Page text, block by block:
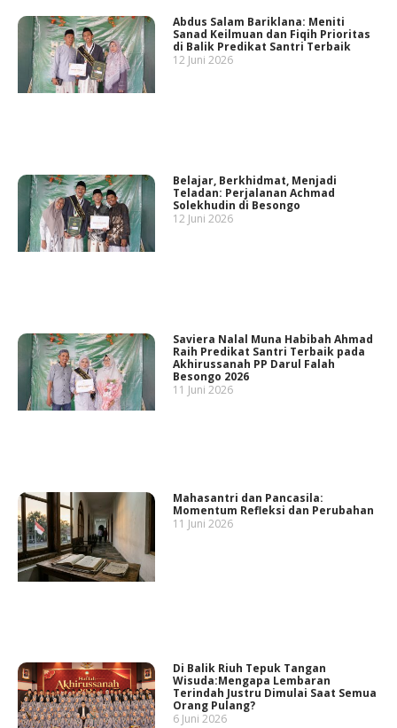
Abdus Salam Bariklana: Meniti
Sanad Keilmuan dan Fiqih Prioritas
di Balik Predikat Santri Terbaik
12 Juni 2026
Belajar, Berkhidmat, Menjadi
Teladan: Perjalanan Achmad
Solekhudin di Besongo
12 Juni 2026
Saviera Nalal Muna Habibah Ahmad
Raih Predikat Santri Terbaik pada
Akhirussanah PP Darul Falah
Besongo 2026
11 Juni 2026
Mahasantri dan Pancasila:
Momentum Refleksi dan Perubahan
11 Juni 2026
Di Balik Riuh Tepuk Tangan
Wisuda:Mengapa Lembaran
Terindah Justru Dimulai Saat Semua
Orang Pulang?
6 Juni 2026